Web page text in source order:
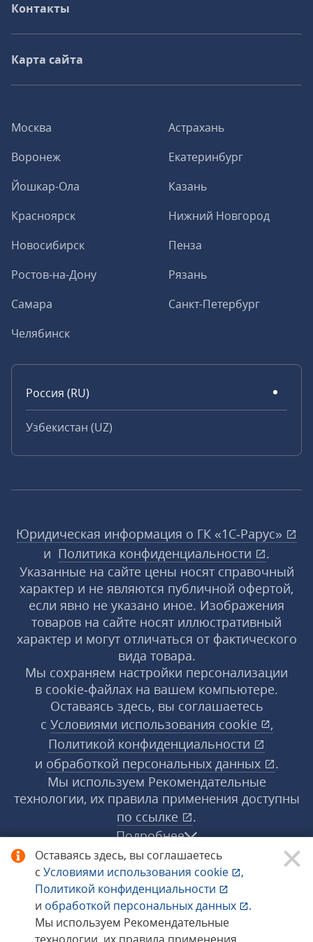
Оставаясь здесь, вы соглашаетесь
с Условиями использования cookie
,
Политикой конфиденциальности
и обработкой персональных данных
.
Мы используем Рекомендательные
Москва
Астрахань
Воронеж
Екатеринбург
Йошкар-Ола
Казань
Красноярск
Нижний Новгород
Новосибирск
Пенза
Ростов-на-Дону
Рязань
Самара
Санкт-Петербург
Челябинск
Россия (RU)
Узбекистан (UZ)
Контакты
Карта сайта
Юридическая информация о ГК «1С‑Рарус»
и Политика конфиденциальности
.
Указанные на сайте цены носят справочный
характер и не являются публичной офертой,
если явно не указано иное. Изображения
товаров на сайте носят иллюстративный
характер и могут отличаться от фактического
вида товара.
Мы сохраняем настройки персонализации
в cookie‑файлах на вашем компьютере.
Оставаясь здесь, вы соглашаетесь
с Условиями использования cookie
,
Политикой конфиденциальности
и обработкой персональных данных
.
Мы используем Рекомендательные
технологии, их правила применения доступны
по ссылке
.
Подробнее
© 1998−2026 «1С‑Рарус» ®. Все права
защищены.